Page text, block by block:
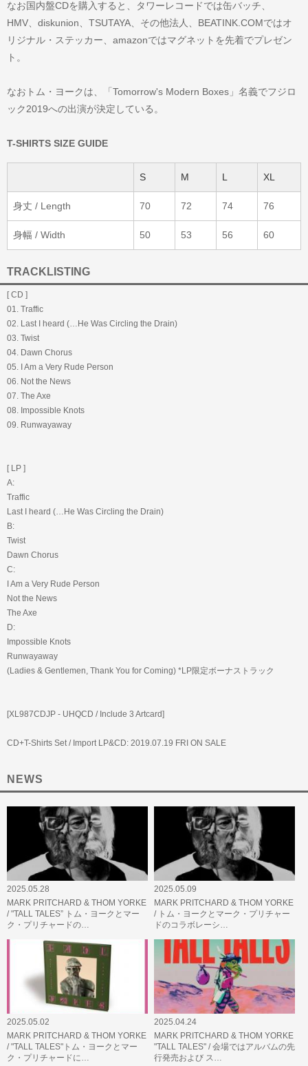
なお国内盤CDを購入すると、タワーレコードでは缶バッチ、
HMV、diskunion、TSUTAYA、その他法人、BEATINK.COMではオ
リジナル・ステッカー、amazonではマグネットを先着でプレゼン
ト。
なおトム・ヨークは、「Tomorrow's Modern Boxes」名義でフジロ
ック2019への出演が決定している。
T-SHIRTS SIZE GUIDE
S M L XL
身丈 / Length 70 72 74 76
身幅 / Width 50 53 56 60
TRACKLISTING
[ CD ]
01. Traffic
02. Last I heard (…He Was Circling the Drain)
03. Twist
04. Dawn Chorus
05. I Am a Very Rude Person
06. Not the News
07. The Axe
08. Impossible Knots
09. Runwayaway
[ LP ]
A:
Traffic
Last I heard (…He Was Circling the Drain)
B:
Twist
Dawn Chorus
C:
I Am a Very Rude Person
Not the News
The Axe
D:
Impossible Knots
Runwayaway
(Ladies & Gentlemen, Thank You for Coming) *LP限定ボーナストラック
[XL987CDJP - UHQCD / Include 3 Artcard]
CD+T-Shirts Set / Import LP&CD: 2019.07.19 FRI ON SALE
NEWS
2025.05.28
MARK PRITCHARD & THOM YORKE
/ "TALL TALES” トム・ヨークとマー
ク・プリチャードの…
2025.05.09
MARK PRITCHARD & THOM YORKE
/ トム・ヨークとマーク・プリチャー
ドのコラボレーシ…
2025.05.02
MARK PRITCHARD & THOM YORKE
/ "TALL TALES"トム・ヨークとマー
ク・プリチャードに…
2025.04.24
MARK PRITCHARD & THOM YORKE
"TALL TALES" / 会場ではアルバムの先
行発売および ス…